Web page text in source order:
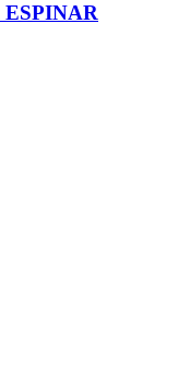
ESPINAR